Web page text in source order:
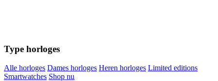
Type horloges
Alle horloges Dames horloges Heren horloges Limited editions
Smartwatches Shop nu